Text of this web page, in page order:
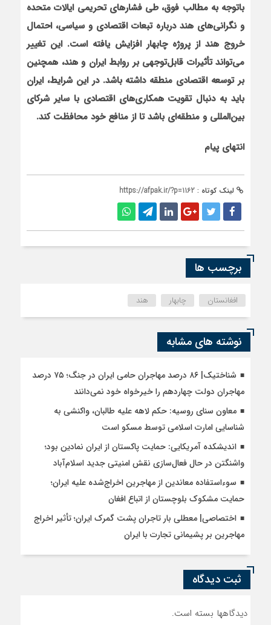
باتوجه به مطالب فوق، طی فشارهای تحریمی ایالات متحده
و نگرانی‌های هند درباره تبعات اقتصادی و سیاسی، احتمال
خروج هند از پروژه چابهار افزایش یافته است. این تغییر
می‌تواند تأثیرات قابل‌توجهی بر روابط ایران و هند، همچنین
بر توسعه اقتصادی منطقه داشته باشد. در این شرایط، ایران
باید به دنبال تقویت همکاری‌های اقتصادی با سایر شرکای
بین‌المللی و منطقه‌ای باشد تا از منافع خود محافظت کند.
انتهای پیام
لینک کوتاه : https://afpak.ir/?p=1162
برچسب ها
افغانستان چابهار هند
نوشته های مشابه
شناختیک| ۸۶ درصد مهاجران حامی ایران در جنگ؛ ۷۵ درصد
مهاجران دولت چهاردهم را خیرخواه خود نمی‌دانند
معاون سنای روسیه: حکم لاهه علیه طالبان، واکنشی به
شناسایی امارت اسلامی توسط مسکو است
اندیشکده آمریکایی: حمایت پاکستان از ایران نمادین بود؛
واشنگتن در حال فعال‌سازی نقش امنیتی جدید اسلام‌آباد
سوءاستفاده معاندین از مهاجرین اخراج‌شده علیه ایران؛
حمایت مشکوک بلوچستان از اتباع افغان
اختصاصی| معطلی بار تاجران پشت گمرک ایران؛ تأثیر اخراج
مهاجرین بر پشیمانی تجارت با ایران
ثبت دیدگاه
دیدگاهها بسته است.